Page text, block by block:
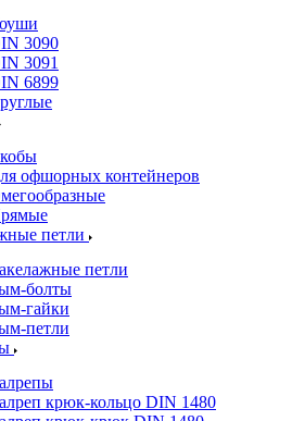
3090
3091
6899
офшорных контейнеров
петли
петли
болты
гайки
петли
крюк-кольцо DIN 1480